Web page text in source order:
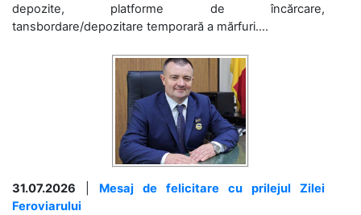
depozite, platforme de încărcare,
tansbordare/depozitare temporară a mărfuri....
31.07.2026
Mesaj de felicitare cu prilejul Zilei
Feroviarului